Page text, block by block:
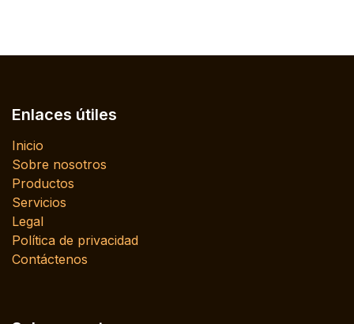
Enlaces útiles
Inicio
Sobre nosotros
Productos
Servicios
Legal
Política de privacidad
Contáctenos